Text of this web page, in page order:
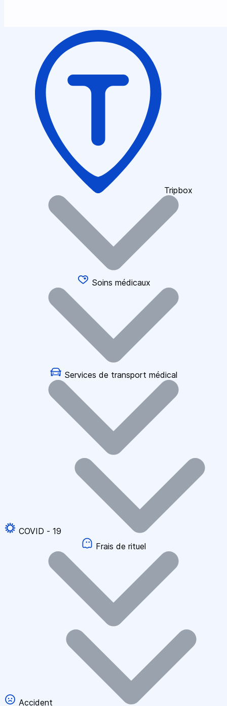
Tripbox
Soins médicaux
Services de transport médical
COVID - 19
Frais de rituel
Accident